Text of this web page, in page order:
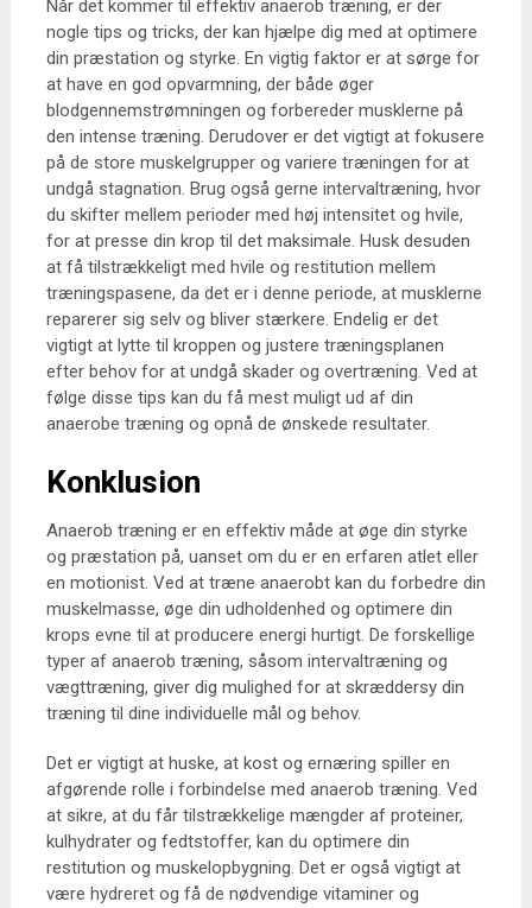
Når det kommer til effektiv anaerob træning, er der
nogle tips og tricks, der kan hjælpe dig med at optimere
din præstation og styrke. En vigtig faktor er at sørge for
at have en god opvarmning, der både øger
blodgennemstrømningen og forbereder musklerne på
den intense træning. Derudover er det vigtigt at fokusere
på de store muskelgrupper og variere træningen for at
undgå stagnation. Brug også gerne intervaltræning, hvor
du skifter mellem perioder med høj intensitet og hvile,
for at presse din krop til det maksimale. Husk desuden
at få tilstrækkeligt med hvile og restitution mellem
træningspasene, da det er i denne periode, at musklerne
reparerer sig selv og bliver stærkere. Endelig er det
vigtigt at lytte til kroppen og justere træningsplanen
efter behov for at undgå skader og overtræning. Ved at
følge disse tips kan du få mest muligt ud af din
anaerobe træning og opnå de ønskede resultater.
Konklusion
Anaerob træning er en effektiv måde at øge din styrke
og præstation på, uanset om du er en erfaren atlet eller
en motionist. Ved at træne anaerobt kan du forbedre din
muskelmasse, øge din udholdenhed og optimere din
krops evne til at producere energi hurtigt. De forskellige
typer af anaerob træning, såsom intervaltræning og
vægttræning, giver dig mulighed for at skræddersy din
træning til dine individuelle mål og behov.
Det er vigtigt at huske, at kost og ernæring spiller en
afgørende rolle i forbindelse med anaerob træning. Ved
at sikre, at du får tilstrækkelige mængder af proteiner,
kulhydrater og fedtstoffer, kan du optimere din
restitution og muskelopbygning. Det er også vigtigt at
være hydreret og få de nødvendige vitaminer og